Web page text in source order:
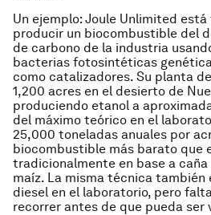
Un ejemplo: Joule Unlimited
producir un biocombustible del
de carbono de la industria
bacterias fotosintéticas
como catalizadores. Su planta
1,200 acres en el desierto de
produciendo etanol a
del máximo teórico en el
25,000 toneladas anuales por
biocombustible más barato que
tradicionalmente en base a caña
maíz. La misma técnica
diesel en el laboratorio, pero
recorrer antes de que pueda ser